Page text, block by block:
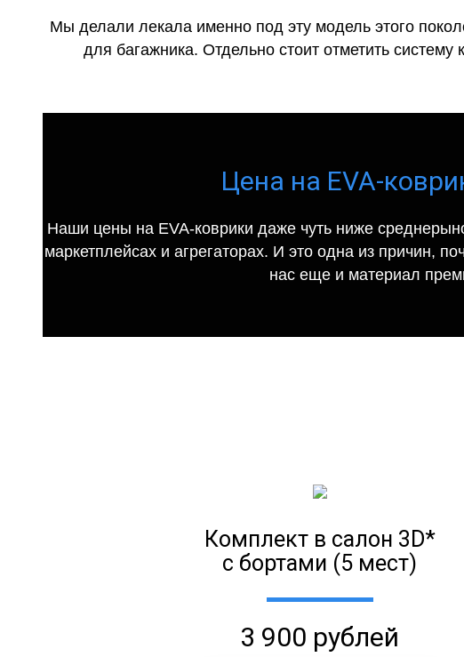
Мы делали лекала именно под эту модель этого
для багажника. Отдельно стоит отметить
Цена на EVA-
Наши цены на EVA-коврики даже чуть ниже
маркетплейсах и агрегаторах. И это одна из причин,
нас еще и материал
Комплект в салон 3D*
с бортами (5 мест)
3 900 рублей